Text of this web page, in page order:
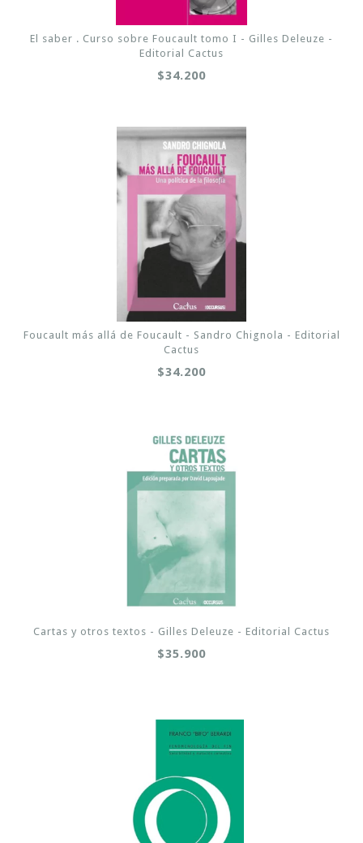
El saber . Curso sobre Foucault tomo I - Gilles Deleuze -
Editorial Cactus
$34.200
Foucault más allá de Foucault - Sandro Chignola - Editorial
Cactus
$34.200
Cartas y otros textos - Gilles Deleuze - Editorial Cactus
$35.900